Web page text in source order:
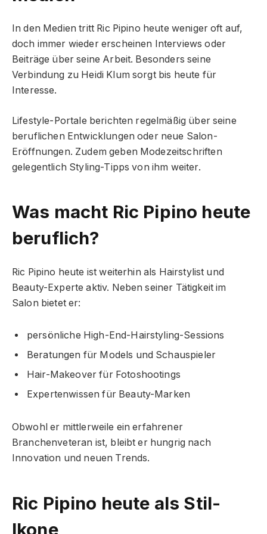
In den Medien tritt Ric Pipino heute weniger oft auf,
doch immer wieder erscheinen Interviews oder
Beiträge über seine Arbeit. Besonders seine
Verbindung zu Heidi Klum sorgt bis heute für
Interesse.
Lifestyle-Portale berichten regelmäßig über seine
beruflichen Entwicklungen oder neue Salon-
Eröffnungen. Zudem geben Modezeitschriften
gelegentlich Styling-Tipps von ihm weiter.
Was macht Ric Pipino heute
beruflich?
Ric Pipino heute ist weiterhin als Hairstylist und
Beauty-Experte aktiv. Neben seiner Tätigkeit im
Salon bietet er:
persönliche High-End-Hairstyling-Sessions
Beratungen für Models und Schauspieler
Hair-Makeover für Fotoshootings
Expertenwissen für Beauty-Marken
Obwohl er mittlerweile ein erfahrener
Branchenveteran ist, bleibt er hungrig nach
Innovation und neuen Trends.
Ric Pipino heute als Stil-
Ikone